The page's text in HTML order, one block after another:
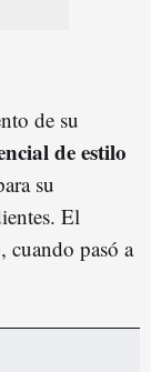
de su
de estilo
su
El
, cuando pasó a